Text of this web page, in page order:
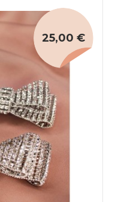
25,00 €